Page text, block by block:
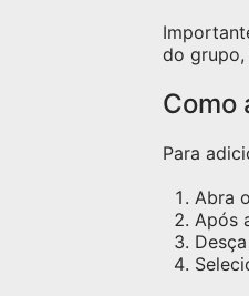
do grupo,
Como
Para
Abra
Após